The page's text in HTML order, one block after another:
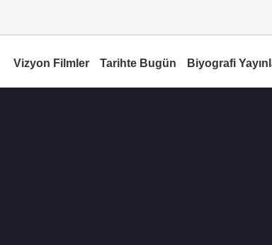
Vizyon Filmler Tarihte Bugün Biyografi